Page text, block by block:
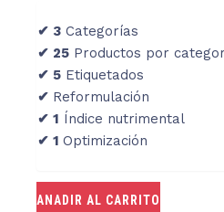
✔ 3 Categorías
✔ 25 Productos por
✔ 5 Etiquetados
✔ Reformulación
✔ 1 Índice nutrimental
✔ 1 Optimización
ANADIR AL CARRITO